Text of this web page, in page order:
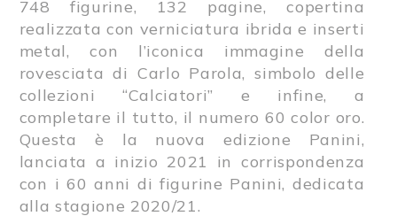
748 figurine, 132 pagine, copertina
realizzata con verniciatura ibrida e inserti
metal, con l’iconica immagine della
rovesciata di Carlo Parola, simbolo delle
collezioni “Calciatori” e infine, a
completare il tutto, il numero 60 color oro.
Questa è la nuova edizione Panini,
lanciata a inizio 2021 in corrispondenza
con i 60 anni di figurine Panini, dedicata
alla stagione 2020/21.